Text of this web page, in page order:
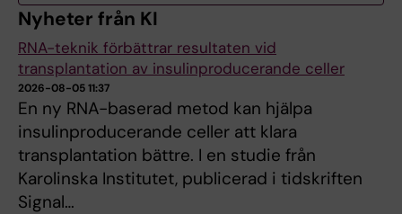
Nyheter från KI
RNA-teknik förbättrar resultaten vid
transplantation av insulinproducerande celler
2026-08-05 11:37
En ny RNA-baserad metod kan hjälpa
insulinproducerande celler att klara
transplantation bättre. I en studie från
Karolinska Institutet, publicerad i tidskriften
Signal…